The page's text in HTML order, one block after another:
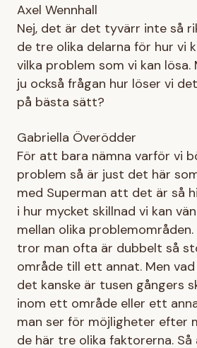
Axel Wennhall
Nej, det är det tyvärr inte så
de tre olika delarna för hur vi
vilka problem som vi kan lösa.
ju också frågan hur löser vi
på bästa sätt?
Gabriella Överödder
För att bara nämna varför vi
problem så är just det här
med Superman att det är så
i hur mycket skillnad vi kan
mellan olika
tror man ofta är dubbelt så
område till ett annat. Men
det kanske är tusen gångers
inom ett område eller ett
man ser för möjligheter efter
de här tre olika faktorerna.